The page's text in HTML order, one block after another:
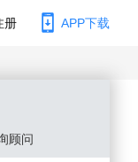
册 APP下载
顾问